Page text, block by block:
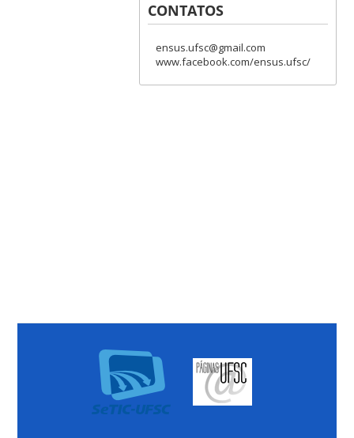
CONTATOS
ensus.ufsc@gmail.com
www.facebook.com/ensus.ufsc/